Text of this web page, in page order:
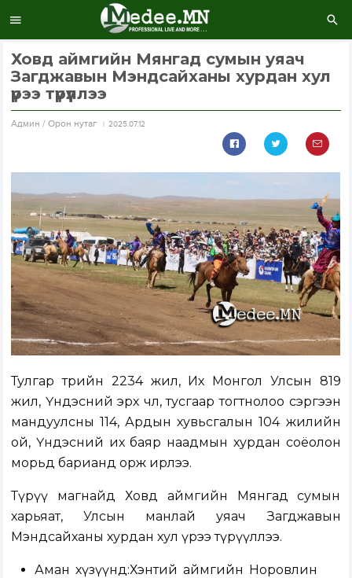
Ховд аймгийн Мянгад сумын уяач
Загджавын Мэндсайханы хурдан хул
үрээ түрүүллээ
Aдмин / Орон нутаг 2025.07.12
Тулгар төрийн 2234 жил, Их Монгол Улсын 819
жил, Үндэсний эрх чөлөө, тусгаар тогтнолоо сэргээн
мандуулсны 114, Ардын хувьсгалын 104 жилийн
ой, Үндэсний их баяр наадмын хурдан соёолон
морьд барианд орж ирлээ.
Түрүү магнайд Ховд аймгийн Мянгад сумын
харьяат, Улсын манлай уяач Загджавын
Мэндсайханы хурдан хул үрээ түрүүллээ.
Аман хүзүүнд:Хэнтий аймгийн Норовлин